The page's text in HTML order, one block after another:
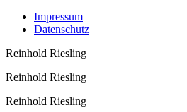
Impressum
Datenschutz
Reinhold Riesling
Reinhold Riesling
Reinhold Riesling